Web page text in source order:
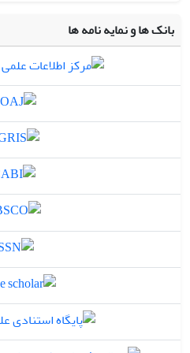
بانک ها و نمایه نامه ها